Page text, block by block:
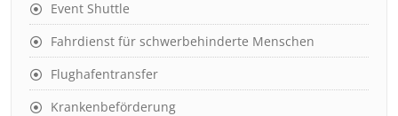
Event Shuttle
Fahrdienst für schwerbehinderte Menschen
Flughafentransfer
Krankenbeförderung